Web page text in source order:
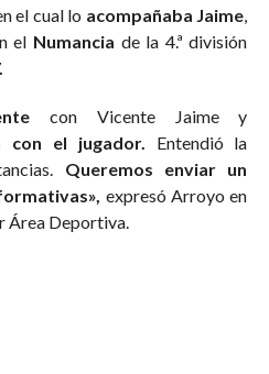
el cual lo acompañaba Jaime,
el Numancia de la 4.ª división
con Vicente Jaime y
con el jugador. Entendió la
Queremos enviar un
expresó Arroyo en
Área Deportiva.